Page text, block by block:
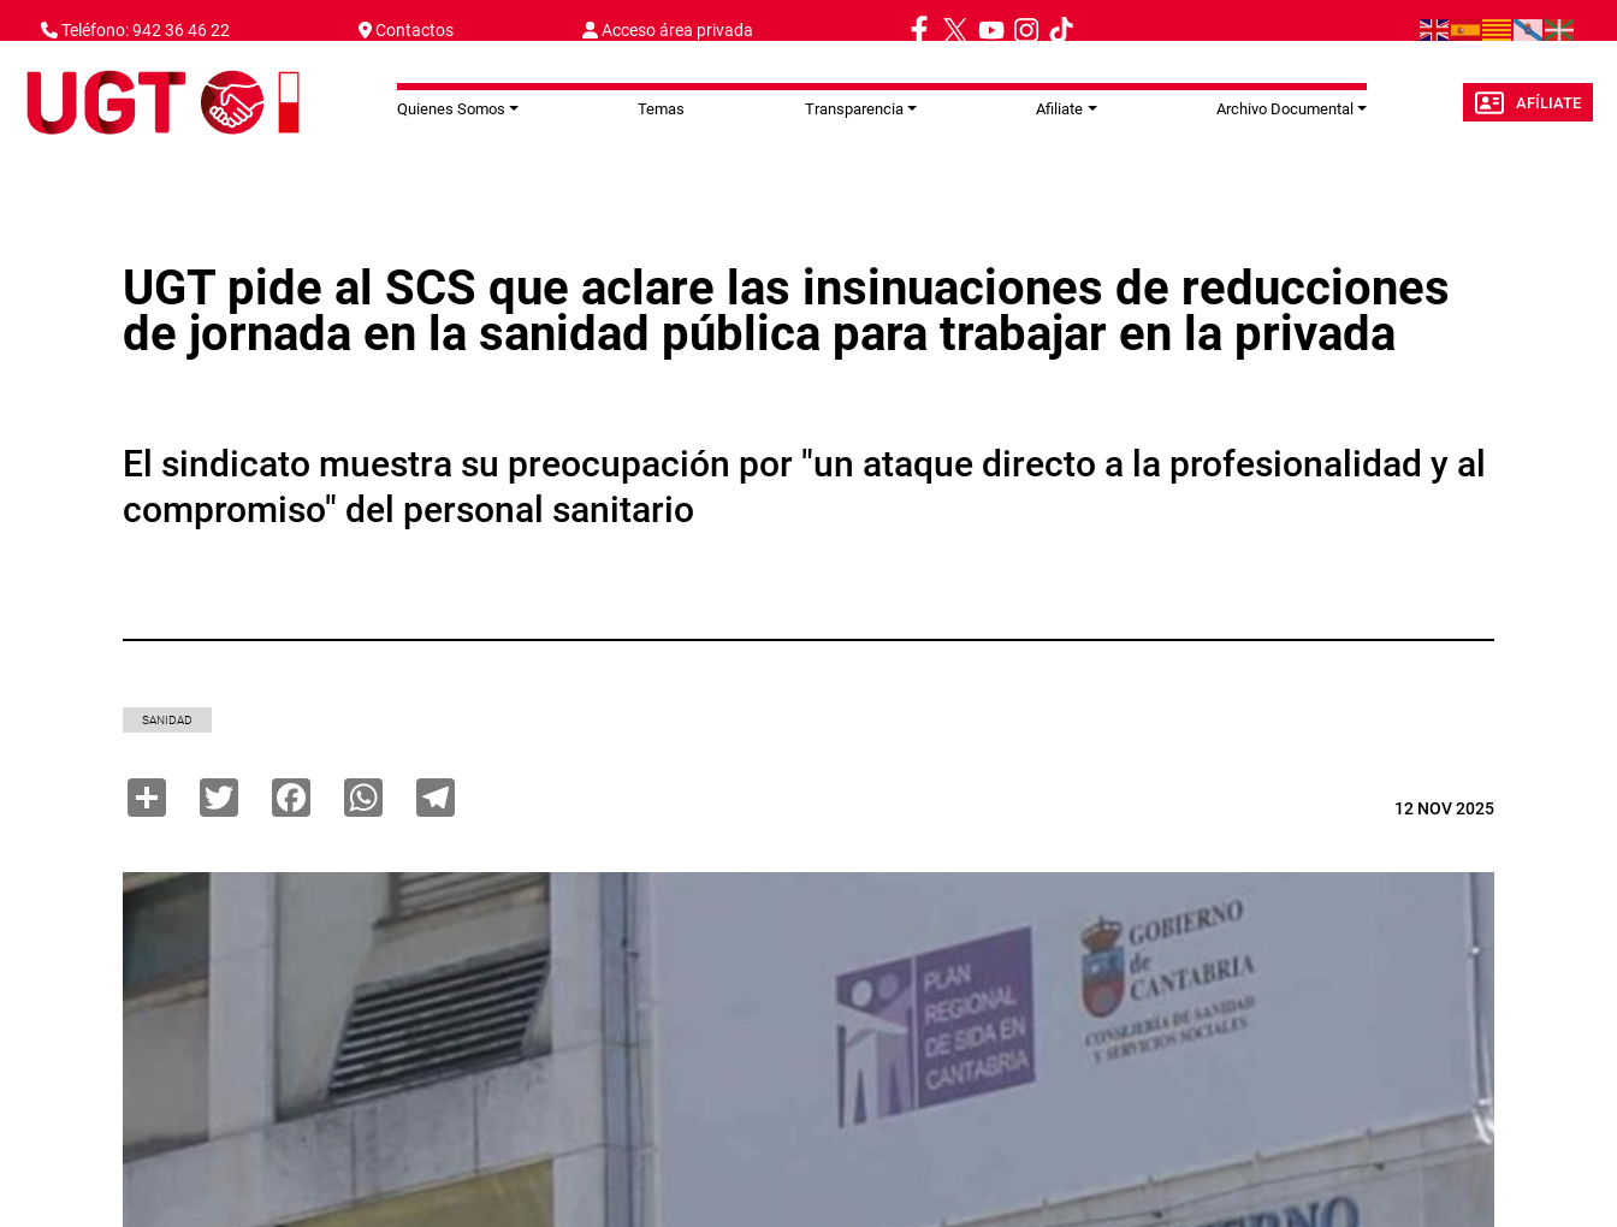
Teléfono: 942 36 46 22 Contactos Acceso área privada
Quienes Somos Temas Transparencia Afiliate Archivo Documental AFÍLIATE
UGT pide al SCS que aclare las insinuaciones de reducciones
de jornada en la sanidad pública para trabajar en la privada
El sindicato muestra su preocupación por "un ataque directo a la profesionalidad y al
compromiso" del personal sanitario
SANIDAD
Share TwitterFacebookWhatsApp 12 NOV 2025